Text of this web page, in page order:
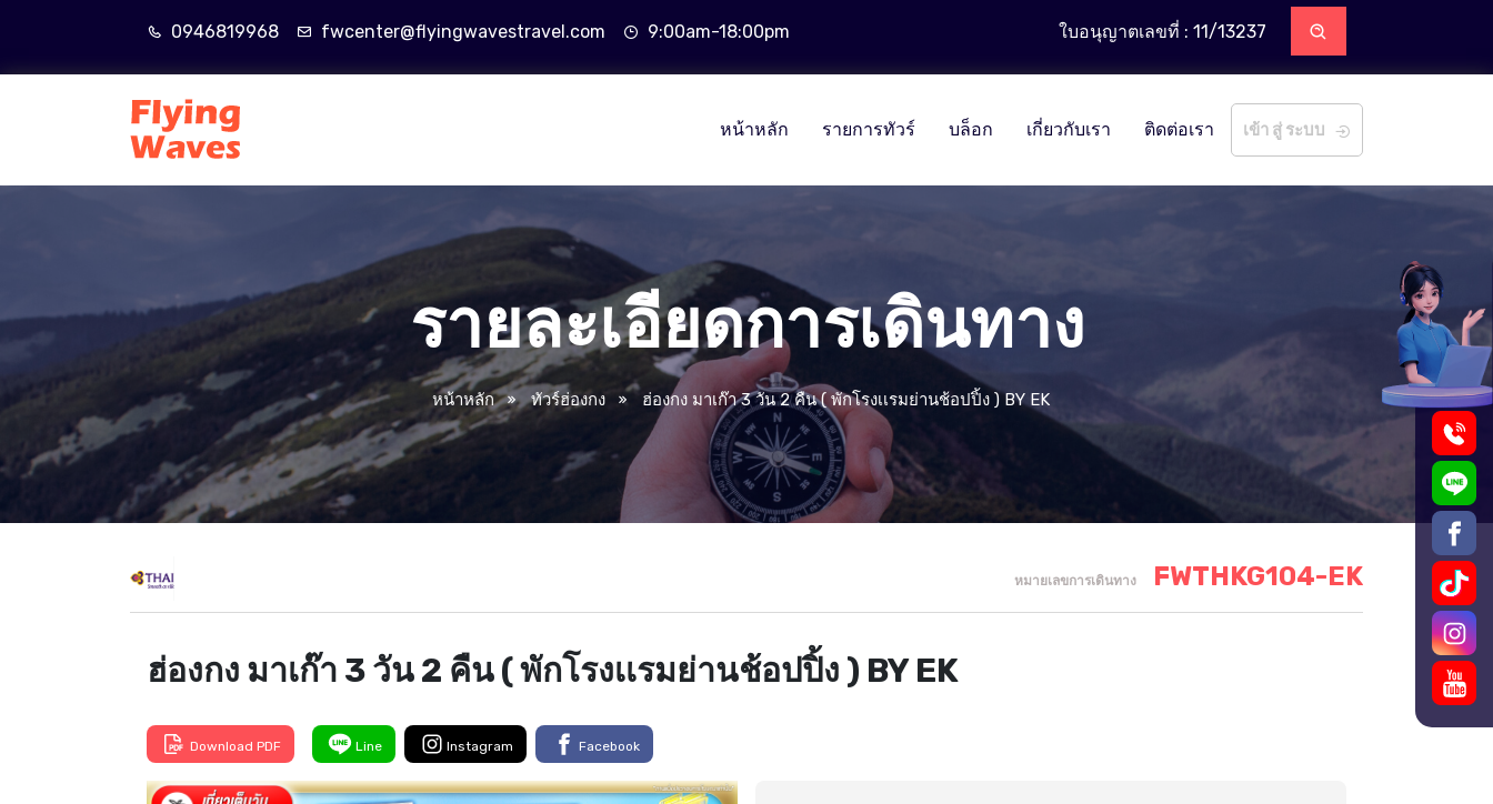
0946819968 fwcenter@flyingwavestravel.com 9:00am-18:00pm ใบอนุญาตเลขที่ : 11/13237
หน้าหลัก รายการทัวร์ บล็อก เกี่ยวกับเรา ติดต่อเรา เข้า สู่ ระบบ
รายละเอียดการเดินทาง
หน้าหลัก ทัวร์ฮ่องกง ฮ่องกง มาเก๊า 3 วัน 2 คืน ( พักโรงเเรมย่านช้อปปิ้ง ) BY EK
หมายเลขการเดินทาง FWTHKG104-EK
ฮ่องกง มาเก๊า 3 วัน 2 คืน ( พักโรงเเรมย่านช้อปปิ้ง ) BY EK
Download PDF Line Instagram Facebook